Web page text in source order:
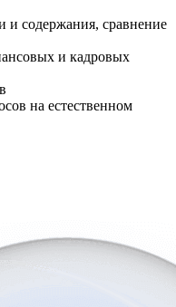
и содержания, сравнение
и кадровых
на естественном